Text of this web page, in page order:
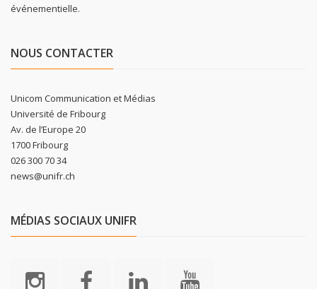
événementielle.
NOUS CONTACTER
Unicom Communication et Médias
Université de Fribourg
Av. de l’Europe 20
1700 Fribourg
026 300 70 34
news@unifr.ch
MÉDIAS SOCIAUX UNIFR